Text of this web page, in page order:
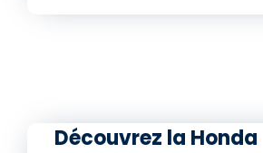
Découvrez la Honda